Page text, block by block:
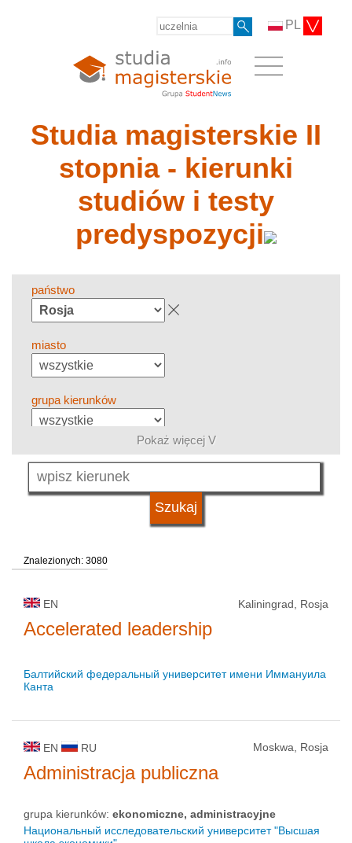
PL
Studia magisterskie II
stopnia - kierunki
studiów i testy
predyspozycji
państwo
miasto
grupa kierunków
język
status uczelni
Pokaż więcej V
Znalezionych: 3080
EN Kaliningrad, Rosja
Accelerated leadership
Балтийский федеральный университет имени Иммануила
Канта
EN RU Moskwa, Rosja
Administracja publiczna
grupa kierunków: ekonomiczne, administracyjne
Национальный исследовательский университет "Высшая